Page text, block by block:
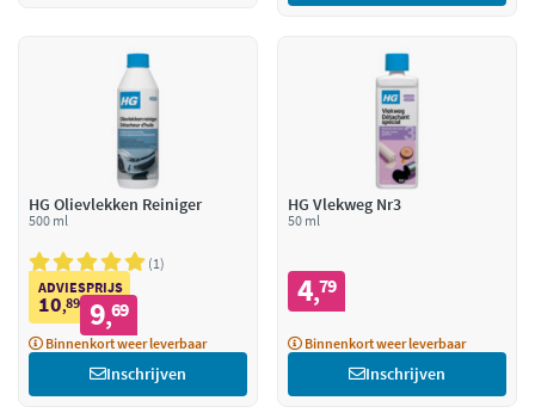
HG Olievlekken Reiniger
500 ml
1
ADVIESPRIJS
10,89 9,69
Binnenkort weer leverbaar
Inschrijven
HG Vlekweg Nr3
50 ml
4,79
Binnenkort weer leverbaar
Inschrijven